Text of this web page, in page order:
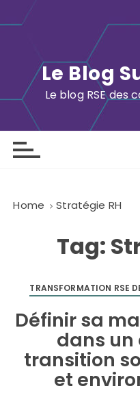
k
o
Le Blog
Le blog RSE des
Home Stratégie RH
Tag:
TRANSFORMATION RSE
Définir sa
dans un
transition
et